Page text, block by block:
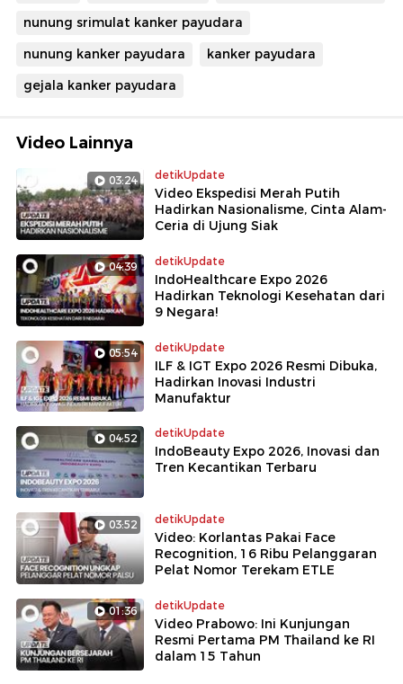
nunung srimulat kanker payudara
nunung kanker payudara
kanker payudara
gejala kanker payudara
Video Lainnya
03:24 detikUpdate
Video Ekspedisi Merah Putih
Hadirkan Nasionalisme, Cinta Alam-
Ceria di Ujung Siak
04:39 detikUpdate
IndoHealthcare Expo 2026
Hadirkan Teknologi Kesehatan dari
9 Negara!
05:54 detikUpdate
ILF & IGT Expo 2026 Resmi Dibuka,
Hadirkan Inovasi Industri
Manufaktur
04:52 detikUpdate
IndoBeauty Expo 2026, Inovasi dan
Tren Kecantikan Terbaru
03:52 detikUpdate
Video: Korlantas Pakai Face
Recognition, 16 Ribu Pelanggaran
Pelat Nomor Terekam ETLE
01:36 detikUpdate
Video Prabowo: Ini Kunjungan
Resmi Pertama PM Thailand ke RI
dalam 15 Tahun